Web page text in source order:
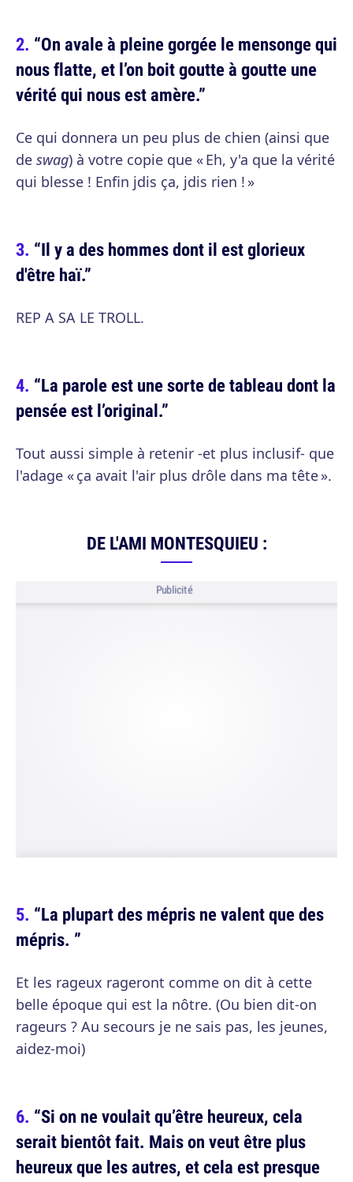
“On avale à pleine gorgée le mensonge qui
nous flatte, et l’on boit goutte à goutte une
vérité qui nous est amère.”
Ce qui donnera un peu plus de chien (ainsi que
de swag) à votre copie que « Eh, y'a que la vérité
qui blesse ! Enfin jdis ça, jdis rien ! »
“Il y a des hommes dont il est glorieux
d'être haï.”
REP A SA LE TROLL.
“La parole est une sorte de tableau dont la
pensée est l’original.”
Tout aussi simple à retenir -et plus inclusif- que
l'adage « ça avait l'air plus drôle dans ma tête ».
DE L'AMI MONTESQUIEU :
Publicité
“La plupart des mépris ne valent que des
mépris. ”
Et les rageux rageront comme on dit à cette
belle époque qui est la nôtre. (Ou bien dit-on
rageurs ? Au secours je ne sais pas, les jeunes,
aidez-moi)
“Si on ne voulait qu’être heureux, cela
serait bientôt fait. Mais on veut être plus
heureux que les autres, et cela est presque